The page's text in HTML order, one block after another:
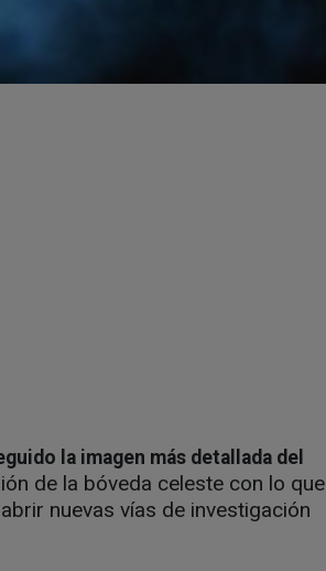
la imagen más detallada del
de la bóveda celeste con lo que
nuevas vías de investigación